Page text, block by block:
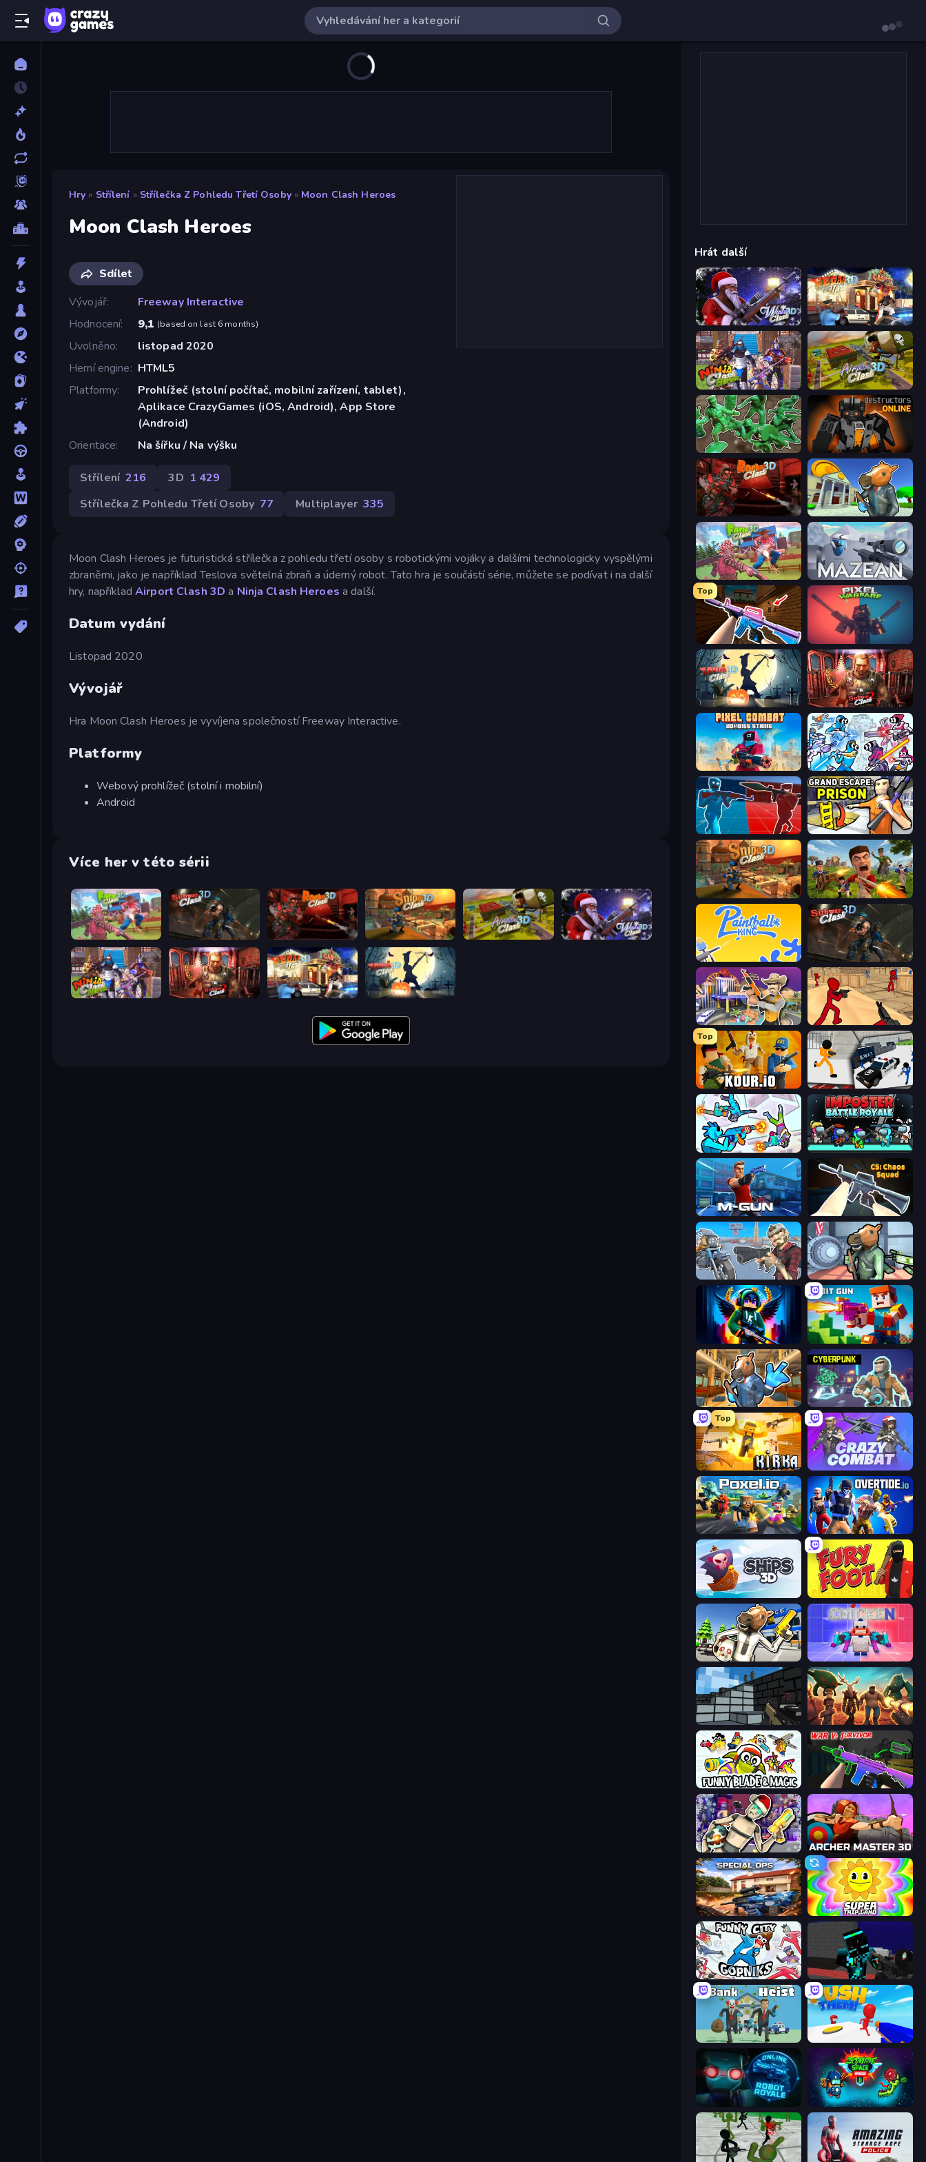
Hry » Střílení » Střílečka Z Pohledu Třetí Osoby » Moon Clash Heroes
Moon Clash Heroes
Sdílet
Vývojář
Freeway Interactive
Hodnocení
9,1 (based on last 6 months)
Uvolněno
listopad 2020
Herní engine
HTML5
Platformy
Prohlížeč (stolní počítač, mobilní zařízení, tablet),
Aplikace CrazyGames (iOS, Android), App Store
(Android)
Orientace
Na šířku / Na výšku
Střílení 216 3D 1 429
Střílečka Z Pohledu Třetí Osoby 77 Multiplayer 335
Moon Clash Heroes je futuristická střílečka z pohledu třetí osoby s robotickými vojáky a dalšími technologicky vyspělými
zbraněmi, jako je například Teslova světelná zbraň a úderný robot. Tato hra je součástí série, můžete se podívat i na další
hry, například Airport Clash 3D a Ninja Clash Heroes a další.
Datum vydání
Listopad 2020
Vývojář
Hra Moon Clash Heroes je vyvíjena společností Freeway Interactive.
Platformy
Webový prohlížeč (stolní i mobilní)
Android
Více her v této sérii
Farm Clash 3D Subway Clash Remastered Rocket Clash 3D Sniper Clash 3D Airport Clash 3D Winter Clash 3D
Ninja Clash Heroes Subway Clash 2 Vegas Clash 3D Zombie Clash 3D: Halloween
Hrát další
Winter Clash 3D Vegas Clash 3D
Ninja Clash Heroes Airport Clash 3D
Soldiers - Capture and Control! Destructors Online
Rocket Clash 3D Bank Robbery 3
Farm Clash 3D Mazean
Top
KS Z Pixel Warfare
Zombie Clash 3D: Halloween Subway Clash 2
Pixel Combat: Zombies Strike Space Wars Battleground
Battle of the Soldiers: Red vs Blue Grand Escape: Prison
Sniper Clash 3D Redcoats.io
Paintball King Subway Clash Remastered
Casino Robbery Stickman Counter Terror Strike
Top
Kour.io Stickman Prison: Counter Assault
Gravity Arena Shooter Imposter Battle Royale
Muscle Gun.IO CS: Chaos Squad
Shoot and Drive Bank Robbery
Bit Gun.io
Bank Robbery 2 Cyberpunk: Resistance
Top
Kirka.io Crazy Combat
Poxel.io Overtide.io
Ships 3D Fury Foot
Bank Robbery: Escape Chicken CS
Pixel Gun 3D Horde Crusher
Funny Blade & Magic War V: Survivor
Cyberpunk: Corporation Archer Master 3D: Castle Defense
Special Ops: GO SuperTrip.Land
Funny City: Gopniks Pixel Wars of Hero
Bank Heist
Online Robot Royale Zombie Space Episode 2